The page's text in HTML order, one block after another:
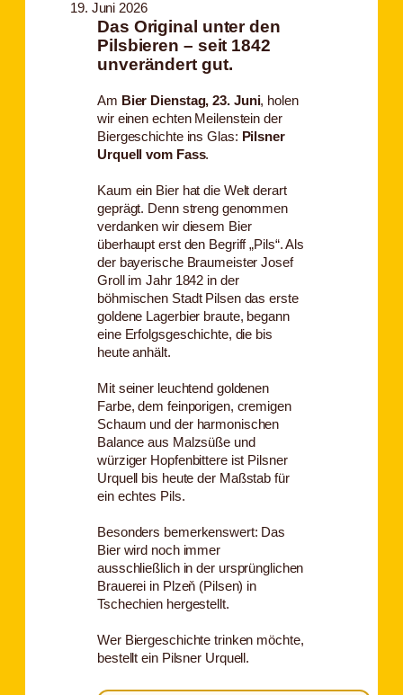
19. Juni 2026
Das Original unter den
Pilsbieren – seit 1842
unverändert gut.
Am Bier Dienstag, 23. Juni, holen
wir einen echten Meilenstein der
Biergeschichte ins Glas: Pilsner
Urquell vom Fass.
Kaum ein Bier hat die Welt derart
geprägt. Denn streng genommen
verdanken wir diesem Bier
überhaupt erst den Begriff „Pils“. Als
der bayerische Braumeister Josef
Groll im Jahr 1842 in der
böhmischen Stadt Pilsen das erste
goldene Lagerbier braute, begann
eine Erfolgsgeschichte, die bis
heute anhält.
Mit seiner leuchtend goldenen
Farbe, dem feinporigen, cremigen
Schaum und der harmonischen
Balance aus Malzsüße und
würziger Hopfenbittere ist Pilsner
Urquell bis heute der Maßstab für
ein echtes Pils.
Besonders bemerkenswert: Das
Bier wird noch immer
ausschließlich in der ursprünglichen
Brauerei in Plzeň (Pilsen) in
Tschechien hergestellt.
Wer Biergeschichte trinken möchte,
bestellt ein Pilsner Urquell.